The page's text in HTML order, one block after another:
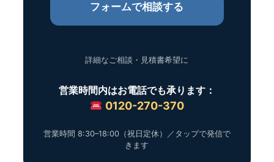
フォームで相談する
詳細なご相談・見積書希望に
営業時間内はお電話でも承ります：
0120-270-370
営業時間 8:30–18:00（祝日定休）／タップで発信で
きます